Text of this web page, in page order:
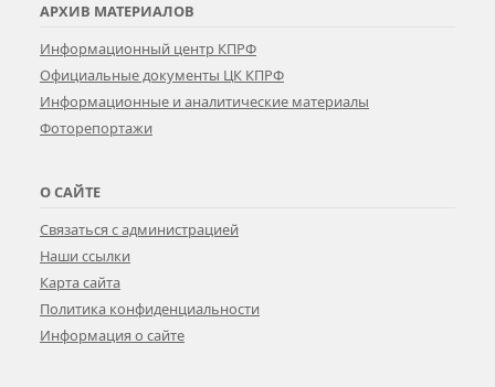
АРХИВ МАТЕРИАЛОВ
Информационный центр КПРФ
Официальные документы ЦК КПРФ
Информационные и аналитические материалы
Фоторепортажи
О САЙТЕ
Связаться с администрацией
Наши ссылки
Карта сайта
Политика конфиденциальности
Информация о сайте